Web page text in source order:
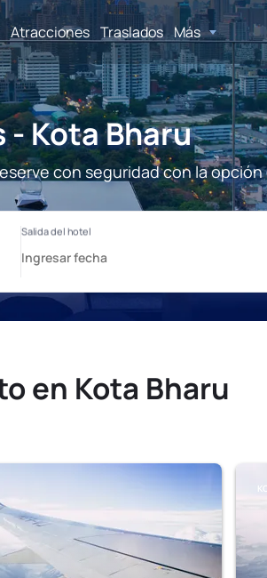
Atracciones Traslados Más
- Kota Bharu
con seguridad con la
en Kota Bharu